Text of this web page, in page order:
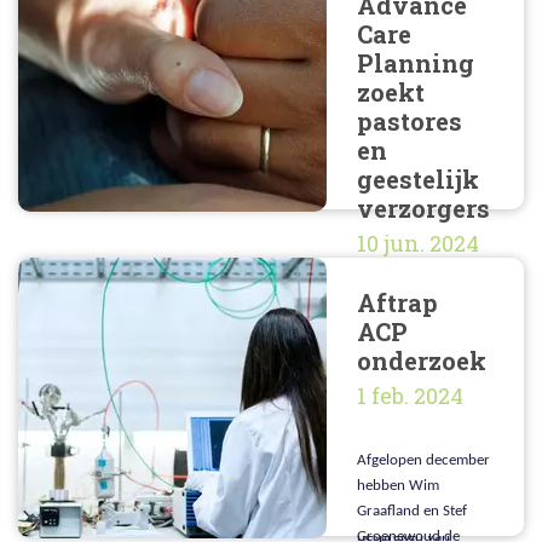
over
vruchtbaarheidsprob
lemen
"Kinderloosheid - en
wat dan?"
Care
Planning
zoekt
pastores
en
geestelijk
verzorgers
10 jun. 2024
Wij zijn op zoek naar
geestelijk
verzorgers/pastores
die ons kunnen
helpen bij ons
Advance Care
Planning (ACP). ACP
is het vroegtijdig
bespreken van
Aftrap
ACP
onderzoek
1 feb. 2024
Afgelopen december
hebben Wim
Graafland en Stef
Groenewoud de